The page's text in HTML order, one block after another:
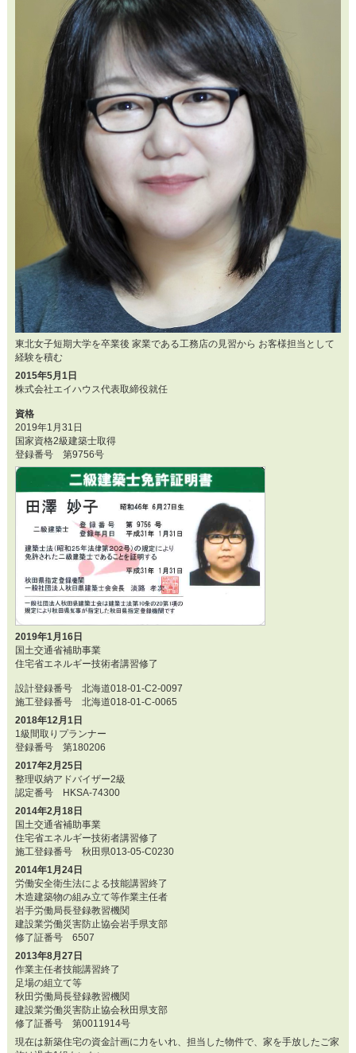
東北女子短期大学を卒業後 家業である工務店の見習から お客様担当として
経験を積む
2015年5月1日
株式会社エイハウス代表取締役就任
資格
2019年1月31日
国家資格2級建築士取得
登録番号 第9756号
2019年1月16日
国土交通省補助事業
住宅省エネルギー技術者講習修了
設計登録番号 北海道018-01-C2-0097
施工登録番号 北海道018-01-C-0065
2018年12月1日
1級間取りプランナー
登録番号 第180206
2017年2月25日
整理収納アドバイザー2級
認定番号 HKSA-74300
2014年2月18日
国土交通省補助事業
住宅省エネルギー技術者講習修了
施工登録番号 秋田県013-05-C0230
2014年1月24日
労働安全衛生法による技能講習終了
木造建築物の組み立て等作業主任者
岩手労働局長登録教習機関
建設業労働災害防止協会岩手県支部
修了証番号 6507
2013年8月27日
作業主任者技能講習終了
足場の組立て等
秋田労働局長登録教習機関
建設業労働災害防止協会秋田県支部
修了証番号 第0011914号
現在は新築住宅の資金計画に力をいれ、担当した物件で、家を手放したご家